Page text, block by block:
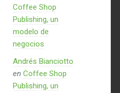
Coffee Shop
Publishing, un
modelo de
negocios
Andrés Bianciotto
en Coffee Shop
Publishing, un